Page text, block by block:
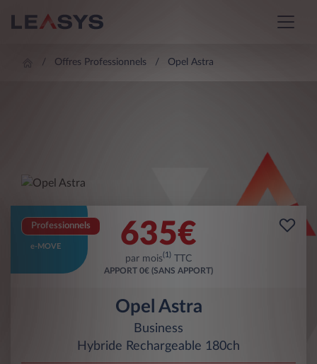
Offres Professionnels Opel Astra
Professionnels
e-MOVE 635€
par mois(1) TTC
APPORT 0€ (SANS APPORT)
Opel Astra
Business
Hybride Rechargeable 180ch